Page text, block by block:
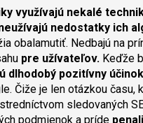
využívajú nekalé
nedostatky ich
obalamutiť. Nedbajú na
pre užívateľov. Keďže
dlhodobý pozitívny účinok
Čiže je len otázkou času,
sledovaných
podmienok a príde